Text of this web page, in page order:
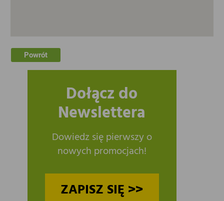
Powrót
Dołącz do
Newslettera
Dowiedz się pierwszy o
nowych promocjach!
ZAPISZ SIĘ >>